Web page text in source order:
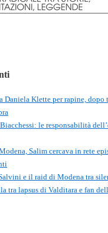
Daniela Klette per rapine, dopo
le responsabilità
Salim cercava in rete
e il raid di Modena tra
tra lapsus di Valditara e fan